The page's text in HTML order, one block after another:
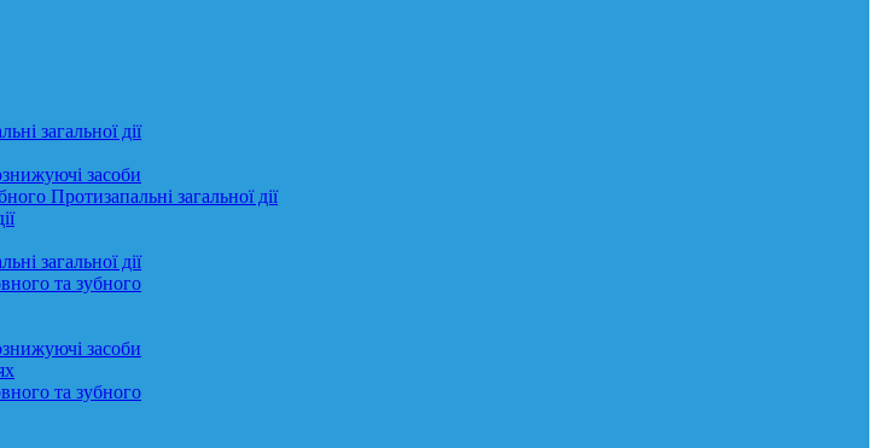
загальної дії
засоби
Протизапальні загальної дії
загальної дії
та зубного
засоби
та зубного